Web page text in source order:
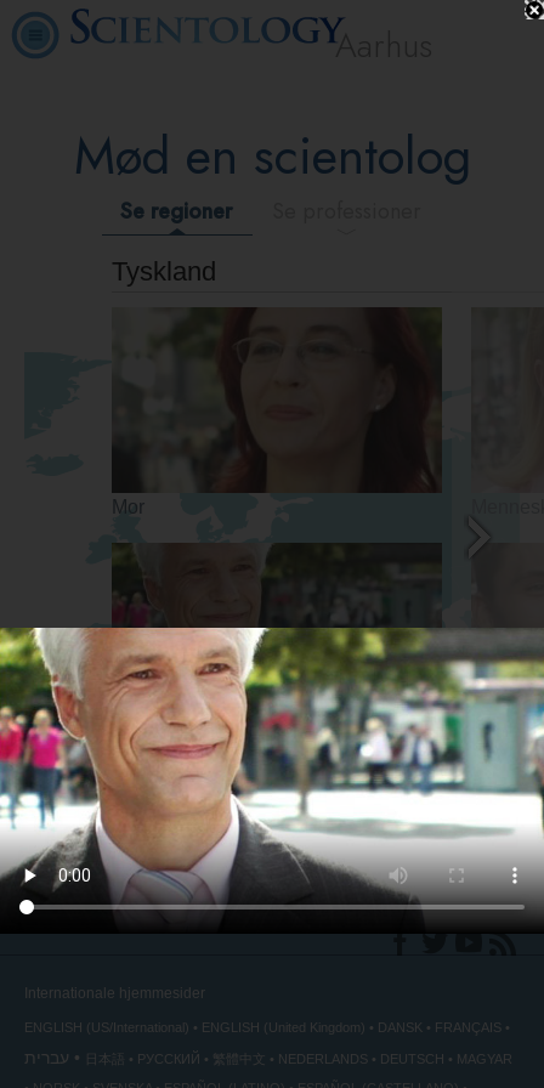
Aarhus
Mød en scientolog
Se regioner
Tyskland
Mor
Salgschef
back
Internationale hjemmesider
ENGLISH (US/International) ENGLISH (United Kingdom) DANSK FRANÇAIS
עברית 日本語 РУССКИЙ 繁體中文 NEDERLANDS DEUTSCH
MAGYAR